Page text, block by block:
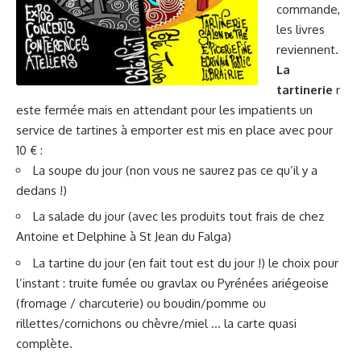
commande,
les livres
reviennent.
La
tartinerie r
este fermée mais en attendant pour les impatients un
service de tartines à emporter est mis en place avec pour
10 € :
La soupe du jour (non vous ne saurez pas ce qu’il y a
dedans !)
La salade du jour (avec les produits tout frais de chez
Antoine et Delphine à St Jean du Falga)
La tartine du jour (en fait tout est du jour !) le choix pour
l’instant : truite fumée ou gravlax ou Pyrénées ariégeoise
(fromage / charcuterie) ou boudin/pomme ou
rillettes/cornichons ou chèvre/miel … la carte quasi
complète.